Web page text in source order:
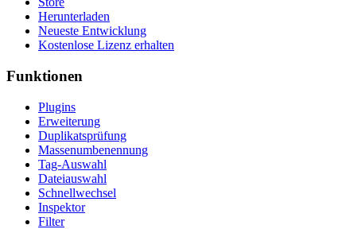
Herunterladen
Neueste Entwicklung
Kostenlose Lizenz erhalten
Funktionen
Plugins
Erweiterung
Duplikatsprüfung
Massenumbenennung
Tag-Auswahl
Dateiauswahl
Schnellwechsel
Inspektor
Filter